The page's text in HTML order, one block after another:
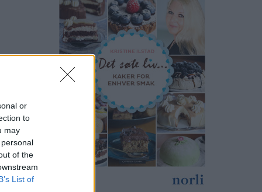
or
to
may
of the
List of
print